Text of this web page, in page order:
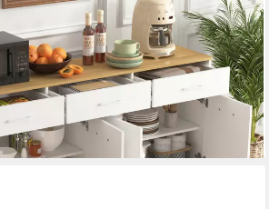
Schubladen), Stilvolles Sideboard für
bei dir